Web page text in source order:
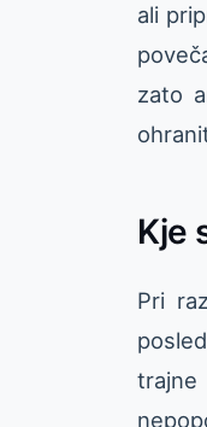
ali
zato
Kje
Pri
trajne